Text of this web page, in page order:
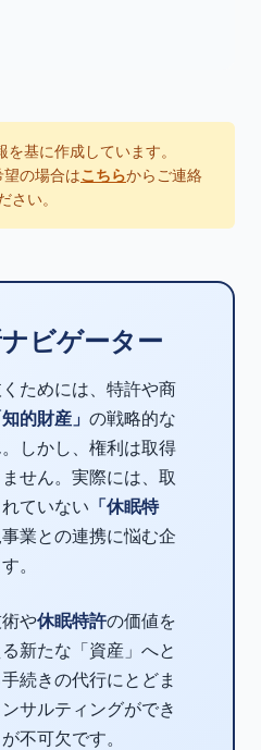
を基に作成しています。
の場合はこちらからご連絡
さい。
ビゲーター
ためには、特許や商
知的財産」 の戦略的な
しかし、権利は取得
せん。実際には、取
ていない 「休眠特
業との連携に悩む企
。
や休眠特許の価値を
新たな「資産」へと
続きの代行にとどま
サルティングができ
不可欠です。